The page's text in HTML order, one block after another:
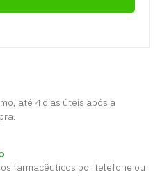
até 4 dias úteis após a
farmacêuticos por telefone ou